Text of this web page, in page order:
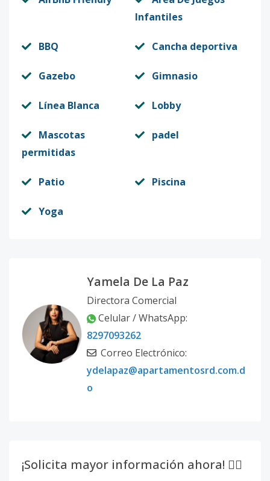
Infantiles
BBQ Cancha deportiva
Gazebo Gimnasio
Línea Blanca Lobby
Mascotas
permitidas
padel
Patio Piscina
Yoga
Yamela De La Paz
Directora Comercial
Celular / WhatsApp:
8297093262
Correo Electrónico:
ydelapaz@apartamentosrd.com.d
o
¡Solicita mayor información ahora! 👇🏽